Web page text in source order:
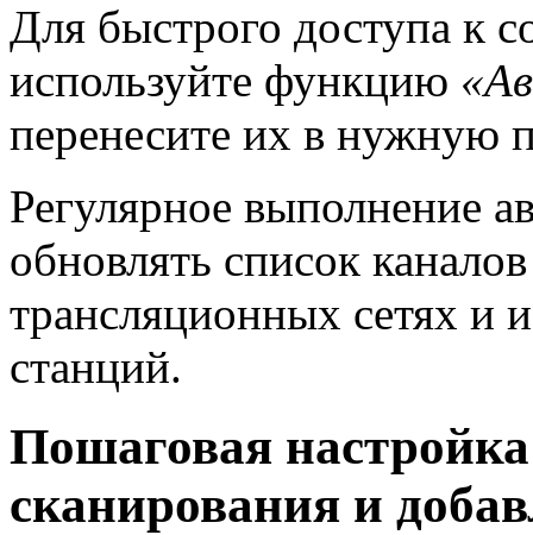
Для быстрого доступа к
используйте функцию
перенесите их в нужную
Регулярное выполнение
обновлять список
трансляционных сетях и
станций.
Пошаговая
сканирования и